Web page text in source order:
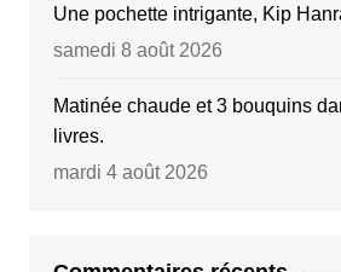
Une pochette intrigante, Kip
samedi 8 août 2026
Matinée chaude et 3 bouquins
livres.
mardi 4 août 2026